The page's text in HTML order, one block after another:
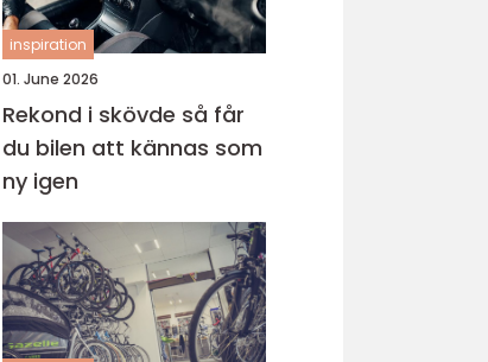
inspiration
01. June 2026
Rekond i skövde så får
du bilen att kännas som
ny igen